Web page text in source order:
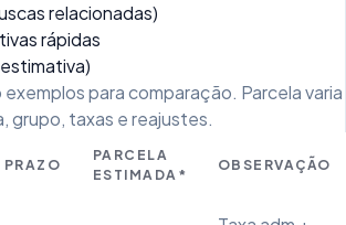
relacionadas)
rápidas
exemplos para comparação. Parcela varia
grupo, taxas e reajustes.
PRAZO
PARCELA
ESTIMADA*
OBSERVAÇÃO